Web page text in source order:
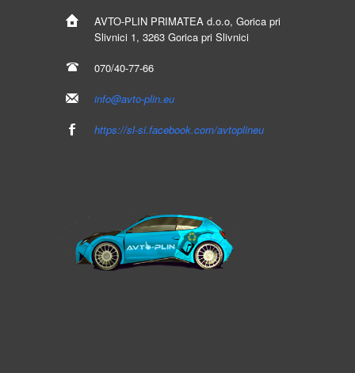
AVTO-PLIN PRIMATEA d.o.o, Gorica pri
Slivnici 1, 3263 Gorica pri Slivnici
070/40-77-66
info@avto-plin.eu
https://sl-si.facebook.com/avtoplineu